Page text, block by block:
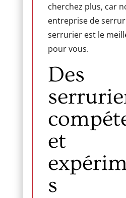
cherchez plus, car
entreprise de
serrurier est le
pour vous.
Des
et
s